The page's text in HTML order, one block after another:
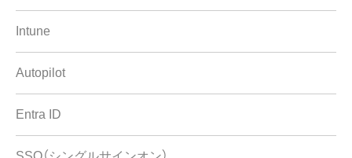
Intune
Autopilot
Entra ID